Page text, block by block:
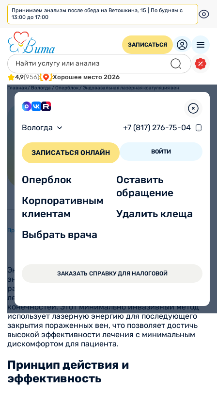
Принимаем анализы после обеда на Ветошкина, 15 | По будням с
13:00 до 17:00
ЗАПИСАТЬСЯ
4,9(956) Хорошее место 2026
Вологда +7 (817) 276-75-04
ЗАПИСАТЬСЯ ОНЛАЙН ВОЙТИ
Оперблок
Корпоративным
клиентам
Выбрать врача
Оставить
обращение
Удалить клеща
ЗАКАЗАТЬ СПРАВКУ ДЛЯ НАЛОГОВОЙ
Главная / Вологда / Оперблок / Эндовазальная лазерная коагуляция вен
коагуляция вен
Муж/Жен
Для кого
МестнаяДоступно по
от 33000 ₽
ВрачиВидео
Эндовазальная лазерная коагуляция вен (ЭВЛК) и
эндовенозная лазерная облитерация (ЭВЛО) - это
разные термины, обозначающие один и тот же метод
лечения варикозного расширения вен нижних
конечностей. Этот минимально инвазивный метод
использует лазерную энергию для последующего
закрытия пораженных вен, что позволяет достичь
высокой эффективности лечения с минимальным
дискомфортом для пациента.
Принцип действия и
эффективность